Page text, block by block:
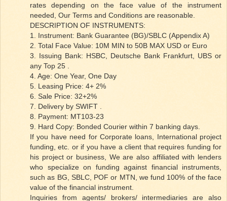
rates depending on the face value of the instrument
needed, Our Terms and Conditions are reasonable.
DESCRIPTION OF INSTRUMENTS:
1. Instrument: Bank Guarantee (BG)/SBLC (Appendix A)
2. Total Face Value: 10M MIN to 50B MAX USD or Euro
3. Issuing Bank: HSBC, Deutsche Bank Frankfurt, UBS or
any Top 25 .
4. Age: One Year, One Day
5. Leasing Price: 4+ 2%
6. Sale Price: 32+2%
7. Delivery by SWIFT .
8. Payment: MT103-23
9. Hard Copy: Bonded Courier within 7 banking days.
If you have need for Corporate loans, International project
funding, etc. or if you have a client that requires funding for
his project or business, We are also affiliated with lenders
who specialize on funding against financial instruments,
such as BG, SBLC, POF or MTN, we fund 100% of the face
value of the financial instrument.
Inquiries from agents/ brokers/ intermediaries are also